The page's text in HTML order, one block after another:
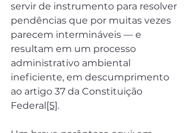
servir de instrumento para resolver
pendências que por muitas vezes
parecem intermináveis — e
resultam em um processo
administrativo ambiental
ineficiente, em descumprimento
ao artigo 37 da Constituição
Federal[5].